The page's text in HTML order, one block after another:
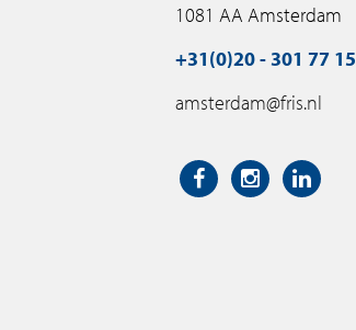
1081 AA Amsterdam
+31(0)20 - 301 77 15
amsterdam@fris.nl